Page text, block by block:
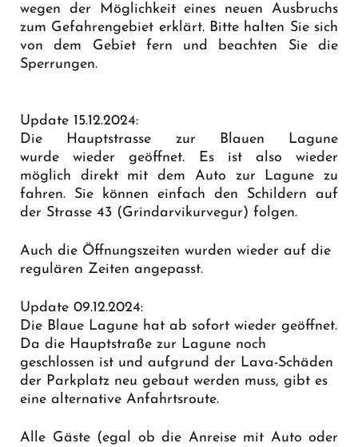
wegen der Möglichkeit eines neuen Ausbruchs
zum Gefahrengebiet erklärt. Bitte halten Sie sich
von dem Gebiet fern und beachten Sie die
Sperrungen.
Update 15.12.2024:
Die Hauptstrasse zur Blauen Lagune
wurde wieder geöffnet. Es ist also wieder
möglich direkt mit dem Auto zur Lagune zu
fahren. Sie können einfach den Schildern auf
der Strasse 43 (Grindarvikurvegur) folgen.
Auch die Öffnungszeiten wurden wieder auf die
regulären Zeiten angepasst.
Update 09.12.2024:
Die Blaue Lagune hat ab sofort wieder geöffnet.
Da die Hauptstraße zur Lagune noch
geschlossen ist und aufgrund der Lava-Schäden
der Parkplatz neu gebaut werden muss, gibt es
eine alternative Anfahrtsroute.
Alle Gäste (egal ob die Anreise mit Auto oder